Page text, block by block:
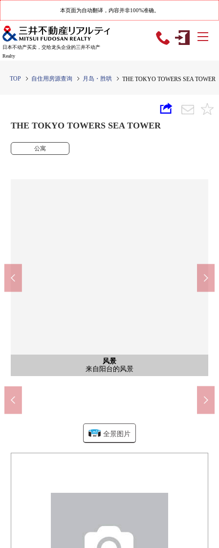
本页面为自动翻译，内容并非100%准确。
日本不动产买卖，交给龙头企业的三井不动产
Realty
TOP 自住用房源查询 月岛・胜哄 THE TOKYO TOWERS SEA TOWER
THE TOKYO TOWERS SEA TOWER
公寓
风景
来自阳台的风景
风景
来自阳台的风景
风景
来自阳台的风景
客厅
客厅
客厅
客厅
客厅
客厅
客厅
客厅
厨房
厨房
厨房
厨房
厨房
厨房
西式房间
约6.6张塌塌米西式房间
西式房间
约6.6张塌塌米西式房间
西式房间
约6.6张塌塌米西式房间
西式房间
约6.6张塌塌米西式房间
西式房间
约4.5张塌塌米西式房间
西式房间
约4.5张塌塌米西式房间
西式房间
约4.5张塌塌米西式房间
洗脸
洗脸室
洗脸
洗脸室
公共汽车
浴室
厕所
厕所
门口
门口
共有部分
海大厅
共有部分
海大厅
共有部分
Sheath Ｘ休息室
共有部分
Sheath Ｘ休息室
共有部分
Sky客人
共有部分
Sky客人
共有部分
私人的休息室
共有部分
私人的休息室
共有部分
私人的休息室
共有部分
研究休息室
共有部分
小孩角
共有部分
养身馆
其他
邮件角
入口
入口
其他
其他
共有部分
Seaside Annex
共有部分
健身房
外观
外观
航空照片
航空照片
航空照片
航空照片
航空照片
航空照片
航空照片
航空照片
航空照片
航空照片
航空照片
航空照片
航空照片
航空照片
航空照片
胜哄区域航空照片(2026年5月拍摄)
航空照片
胜哄区域航空照片(2026年5月拍摄)
航空照片
胜哄区域航空照片(2026年5月拍摄)
中央区立豊海小学校(约390m)
中央区立豊海小学校
中央区立晴海西中学校(约780m)
中央区立晴海西中学校
Maruetsu胜哄6丁目商店(约80m)
Maruetsu胜哄6丁目商店
这个东京铁塔诊所(约210m)
这个东京铁塔诊所
豊海運動公園(约220m)
豊海運動公園
LaLa terrace HARUMI FLAG(约450m)
LaLa terrace HARUMI FLAG
中央豊海郵便局(约600m)
中央豊海郵便局
doraggupapasu胜哄5丁目商店(约280m)
doraggupapasu胜哄5丁目商店
全景图片